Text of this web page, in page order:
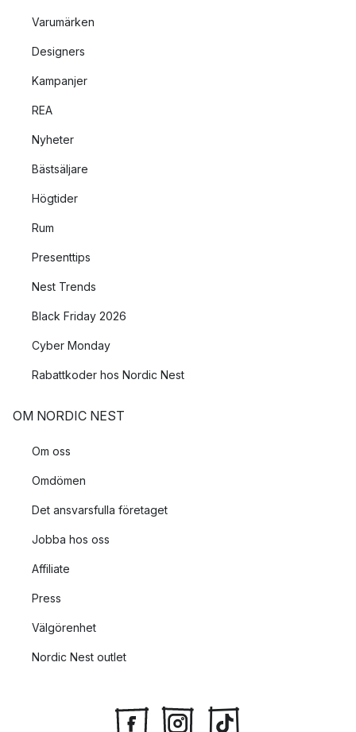
Varumärken
Designers
Kampanjer
REA
Nyheter
Bästsäljare
Högtider
Rum
Presenttips
Nest Trends
Black Friday 2026
Cyber Monday
Rabattkoder hos Nordic Nest
OM NORDIC NEST
Om oss
Omdömen
Det ansvarsfulla företaget
Jobba hos oss
Affiliate
Press
Välgörenhet
Nordic Nest outlet